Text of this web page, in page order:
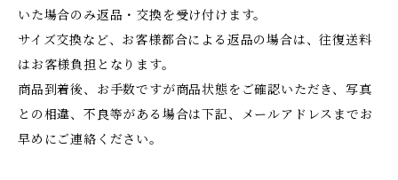
いた場合のみ返品・交換を受け付けます。
サイズ交換など、お客様都合による返品の場合は、往復送料
はお客様負担となります。
商品到着後、お手数ですが商品状態をご確認いただき、写真
との相違、不良等がある場合は下記、メールアドレスまでお
早めにご連絡ください。